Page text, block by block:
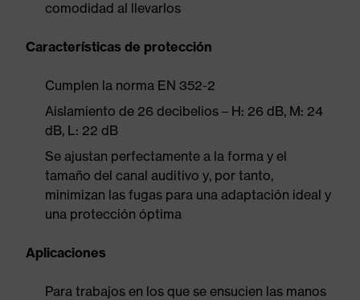
comodidad al llevarlos
Características de protección
Cumplen la norma EN 352-2
Aislamiento de 26 decibelios – H: 26 dB, M: 24
dB, L: 22 dB
Se ajustan perfectamente a la forma y el
tamaño del canal auditivo y, por tanto,
minimizan las fugas para una adaptación ideal y
una protección óptima
Aplicaciones
Para trabajos en los que se ensucien las manos